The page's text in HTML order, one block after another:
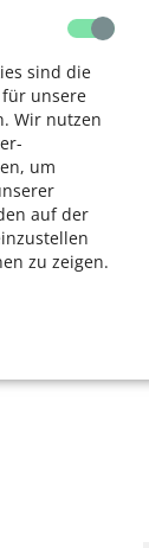
sind die
unsere
Wir nutzen
um
auf der
zu zeigen.